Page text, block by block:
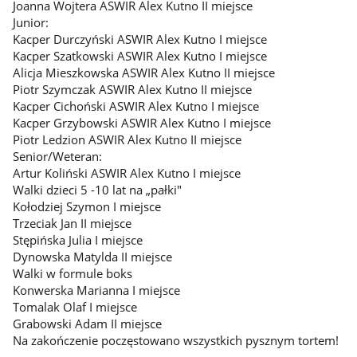
Joanna Wojtera ASWIR Alex Kutno II miejsce
Junior:
Kacper Durczyński ASWIR Alex Kutno I miejsce
Kacper Szatkowski ASWIR Alex Kutno I miejsce
Alicja Mieszkowska ASWIR Alex Kutno II miejsce
Piotr Szymczak ASWIR Alex Kutno II miejsce
Kacper Cichoński ASWIR Alex Kutno I miejsce
Kacper Grzybowski ASWIR Alex Kutno I miejsce
Piotr Ledzion ASWIR Alex Kutno II miejsce
Senior/Weteran:
Artur Koliński ASWIR Alex Kutno I miejsce
Walki dzieci 5 -10 lat na „pałki"
Kołodziej Szymon I miejsce
Trzeciak Jan II miejsce
Stępińska Julia I miejsce
Dynowska Matylda II miejsce
Walki w formule boks
Konwerska Marianna I miejsce
Tomalak Olaf I miejsce
Grabowski Adam II miejsce
Na zakończenie poczęstowano wszystkich pysznym tortem!